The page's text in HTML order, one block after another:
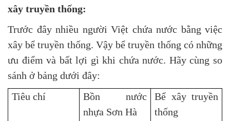
xây truyền thống:
Trước đây nhiều người Việt chứa nước bằng việc
xây bể truyền thống. Vậy bể truyền thống có những
ưu điểm và bất lợi gì khi chứa nước. Hãy cùng so
sánh ở bảng dưới đây:
Tiêu chí
Bồn nước
nhựa Sơn Hà
Bể xây truyền
thống